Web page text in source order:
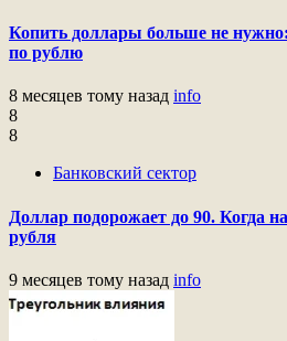
Копить доллары больше не нужно:
по рублю
8 месяцев тому назад info
8
8
Банковский сектор
Доллар подорожает до 90. Когда
рубля
9 месяцев тому назад info